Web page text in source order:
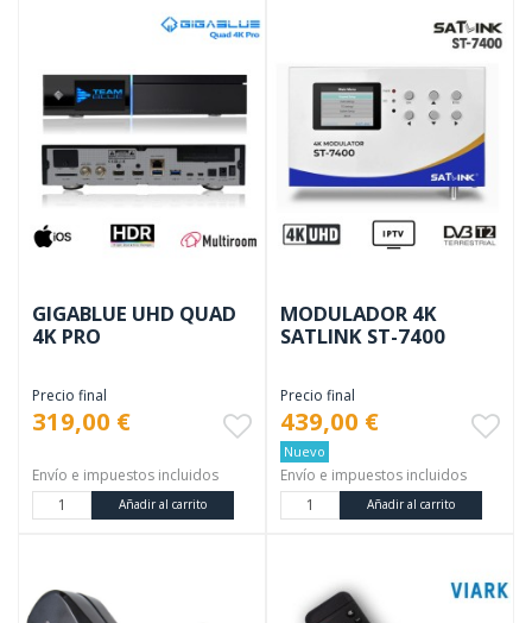
GIGABLUE UHD QUAD
4K PRO
Precio final
319,00 €
Envío e impuestos incluidos
Añadir al carrito
MODULADOR 4K
SATLINK ST-7400
Precio final
439,00 €
Nuevo
Envío e impuestos incluidos
Añadir al carrito